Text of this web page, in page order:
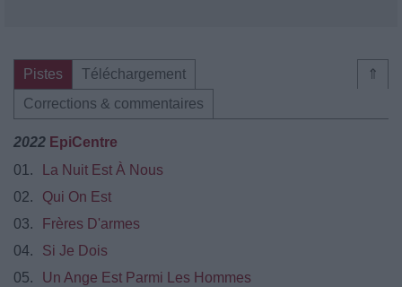
⇑
Pistes
Téléchargement
Corrections & commentaires
2022 EpiCentre
01.
La Nuit Est À Nous
02.
Qui On Est
03.
Frères D'armes
04.
Si Je Dois
05.
Un Ange Est Parmi Les Hommes